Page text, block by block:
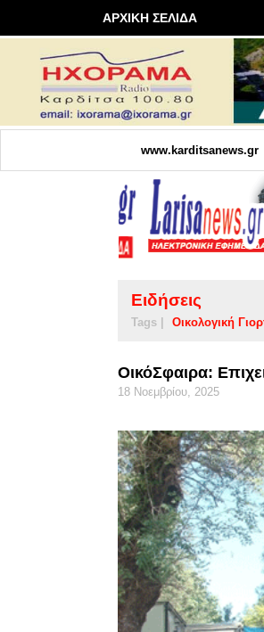
ΑΡΧΙΚΗ ΣΕΛΙΔΑ
www.karditsanews.gr
Ειδήσεις
Tags | Οικολογική
ΟικόΣφαιρα:
18 Νοεμβρίου, 2025